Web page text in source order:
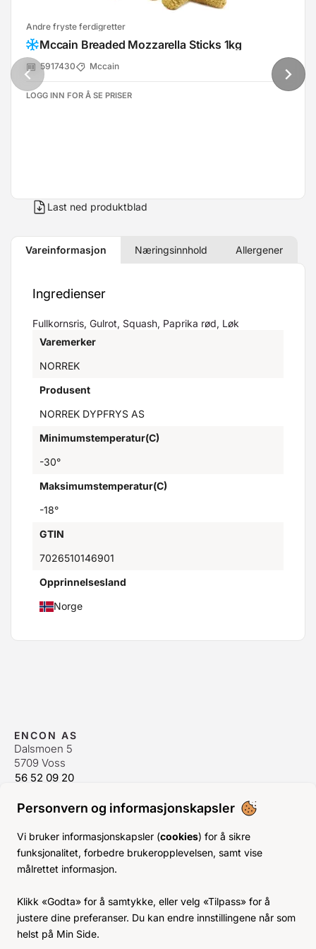
Personvern og informasjonskapsler
Vi bruker informasjonskapsler (cookies) for å sikre
funksjonalitet, forbedre brukeropplevelsen, samt vise
målrettet informasjon.
Klikk «Godta» for å samtykke, eller velg «Tilpass» for å
justere dine preferanser. Du kan endre innstillingene når som
helst på Min Side.
Andre fryste ferdigretter
Mccain Breaded Mozzarella Sticks 1kg
5917430 Mccain
LOGG INN FOR Å SE PRISER
Last ned produktblad
Vareinformasjon Næringsinnhold Allergener
Ingredienser
Fullkornsris, Gulrot, Squash, Paprika rød, Løk
Varemerker
NORREK
Produsent
NORREK DYPFRYS AS
Minimumstemperatur(C)
-30°
Maksimumstemperatur(C)
-18°
GTIN
7026510146901
Opprinnelsesland
Norge
ENCON AS
Dalsmoen 5
5709 Voss
56 52 09 20
ÅPNINGSTIDER ORDREKONTOR
Man-Fre:08–16
Lør-Søn: Stengt
Helligdager: Stengt
KJØPSVILKÅR
BLI KUNDE